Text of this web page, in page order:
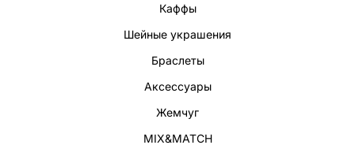
Каффы
Шейные украшения
Браслеты
Аксессуары
Жемчуг
MIX&MATCH